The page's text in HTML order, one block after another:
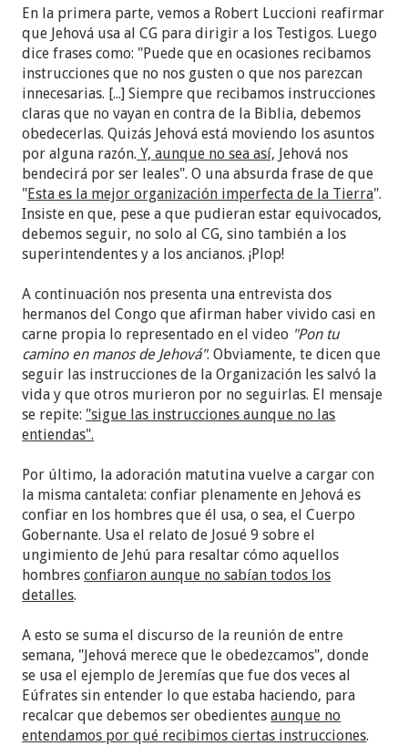
En la primera parte, vemos a Robert Luccioni reafirmar
que Jehová usa al CG para dirigir a los Testigos. Luego
dice frases como: "Puede que en ocasiones recibamos
instrucciones que no nos gusten o que nos parezcan
innecesarias. [...] Siempre que recibamos instrucciones
claras que no vayan en contra de la Biblia, debemos
obedecerlas. Quizás Jehová está moviendo los asuntos
por alguna razón. Y, aunque no sea así, Jehová nos
bendecirá por ser leales". O una absurda frase de que
"Esta es la mejor organización imperfecta de la Tierra".
Insiste en que, pese a que pudieran estar equivocados,
debemos seguir, no solo al CG, sino también a los
superintendentes y a los ancianos. ¡Plop!
A continuación nos presenta una entrevista dos
hermanos del Congo que afirman haber vivido casi en
carne propia lo representado en el video "Pon tu
camino en manos de Jehová". Obviamente, te dicen que
seguir las instrucciones de la Organización les salvó la
vida y que otros murieron por no seguirlas. El mensaje
se repite: "sigue las instrucciones aunque no las
entiendas".
Por último, la adoración matutina vuelve a cargar con
la misma cantaleta: confiar plenamente en Jehová es
confiar en los hombres que él usa, o sea, el Cuerpo
Gobernante. Usa el relato de Josué 9 sobre el
ungimiento de Jehú para resaltar cómo aquellos
hombresconfiaron aunque no sabían todos los
detalles.
A esto se suma el discurso de la reunión de entre
semana, "Jehová merece que le obedezcamos", donde
se usa el ejemplo de Jeremías que fue dos veces al
Eúfrates sin entender lo que estaba haciendo, para
recalcar que debemos ser obedientesaunque no
entendamos por qué recibimos ciertas instrucciones.